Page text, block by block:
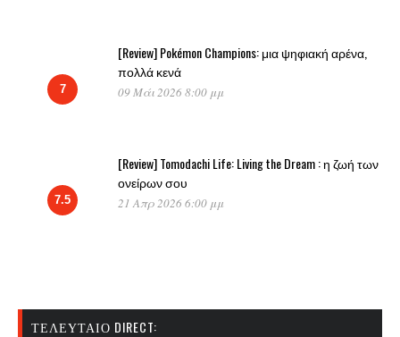
7
[Review] Pokémon Champions: μια ψηφιακή αρένα,
πολλά κενά
09 Μάι 2026 8:00 μμ
7.5
[Review] Tomodachi Life: Living the Dream : η ζωή των
ονείρων σου
21 Απρ 2026 6:00 μμ
ΤΕΛΕΥΤΑΊΟ DIRECT: